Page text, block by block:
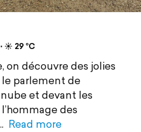
☀️ 29 °C
on découvre des jolies
le parlement de
et devant les
des
Read more